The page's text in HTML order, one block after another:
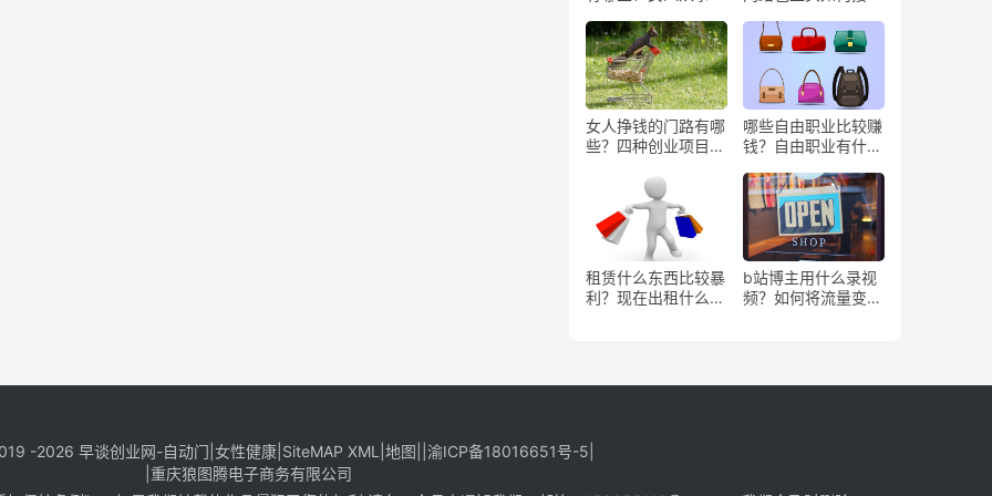
女人挣钱的门路有哪
些？四种创业项目推
哪些自由职业比较赚
钱？自由职业有什么
租赁什么东西比较暴
利？现在出租什么更
b站博主用什么录视
频？如何将流量变
-2026 早谈创业网-自动门 女性健康| SiteMAP XML 地图 渝ICP备18016651号-5
重庆狼图腾电子商务有限公司